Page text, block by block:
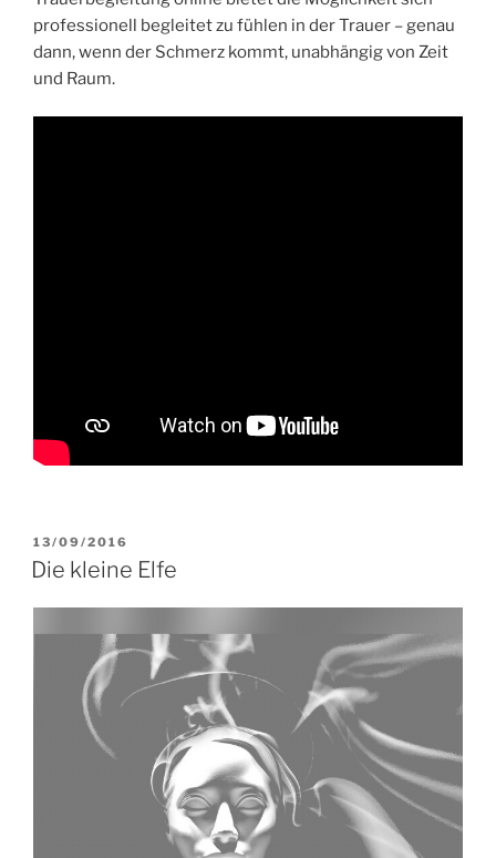
professionell begleitet zu fühlen in der Trauer – genau
dann, wenn der Schmerz kommt, unabhängig von Zeit
und Raum.
VERÖFFENTLICHT
AM
13/09/2016
Die kleine Elfe